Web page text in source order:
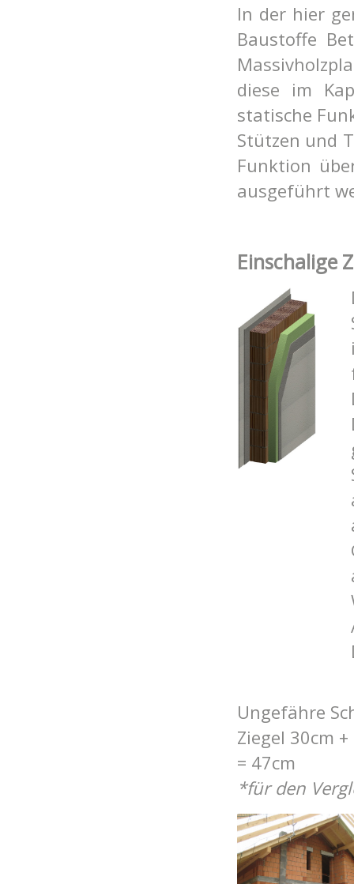
In der hier
Baustoffe
diese im
statische
Stützen und
Funktion
ausgeführt
Einschalige
Ungefähre
Ziegel 30cm
= 47cm
*für den